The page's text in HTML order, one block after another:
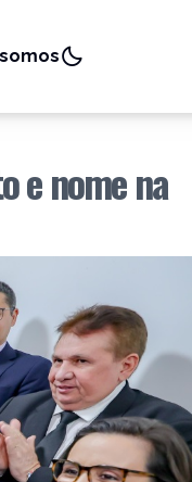
e nome na